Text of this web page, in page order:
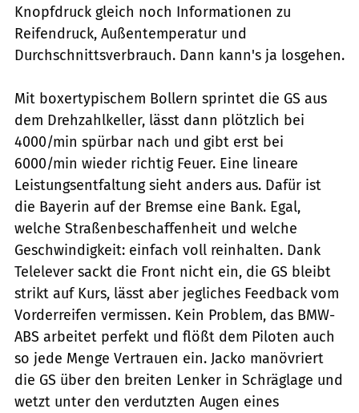
Knopfdruck gleich noch Informationen zu
Reifendruck, Außentemperatur und
Durchschnittsverbrauch. Dann kann's ja losgehen.
Mit boxertypischem Bollern sprintet die GS aus
dem Drehzahlkeller, lässt dann plötzlich bei
4000/min spürbar nach und gibt erst bei
6000/min wieder richtig Feuer. Eine lineare
Leistungsentfaltung sieht anders aus. Dafür ist
die Bayerin auf der Bremse eine Bank. Egal,
welche Straßenbeschaffenheit und welche
Geschwindigkeit: einfach voll reinhalten. Dank
Telelever sackt die Front nicht ein, die GS bleibt
strikt auf Kurs, lässt aber jegliches Feedback vom
Vorderreifen vermissen. Kein Problem, das BMW-
ABS arbeitet perfekt und flößt dem Piloten auch
so jede Menge Vertrauen ein. Jacko manövriert
die GS über den breiten Lenker in Schräglage und
wetzt unter den verdutzten Augen eines